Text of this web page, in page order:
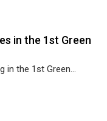
in the 1st Green
in the 1st Green...